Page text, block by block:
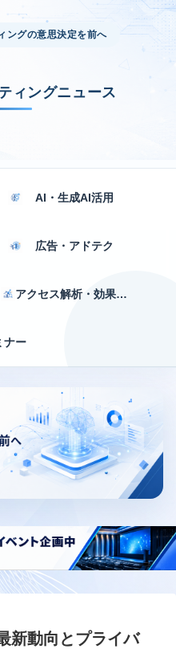
ングの意思決定を前へ
ィングニュース
AI・生成AI活用
広告・アドテク
アクセス解析・効果測定
ナー
新動向とプライバ